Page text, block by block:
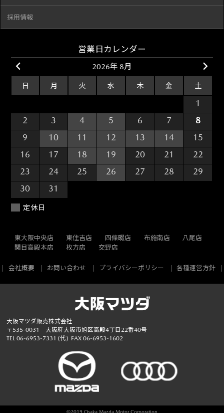
採用情報
営業日カレンダー
2026年 8月
日 月 火 水 木 金 土
1
2
3 4 5 6 7
8
9
10 11 12 13 14
15
16
17 18 19 20 21
22
23
24 25 26 27 28
29
30
31
定休日
東大阪中央店 東住吉店 四條畷店 布施南店
八尾店
関目高殿本店
枚方店 交野店
会社概要 お問い合わせ プライバシーポリシー 各種運営方針
大阪マツダ販売株式会社
〒535-0031 大阪府大阪市旭区高殿4丁目22番40号
TEL 06-6953-7331 (代) FAX 06-6953-1602
©2019 Osaka Mazda Motor Corporation